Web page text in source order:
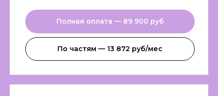
Полная оплата — 89 900 руб​
По частям — 13 872 руб/мес